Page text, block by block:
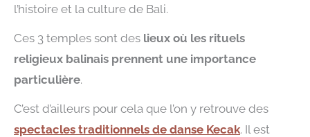
l’histoire et la culture de Bali.
Ces 3 temples sont des lieux où les rituels
religieux balinais prennent une importance
particulière.
C’est d’ailleurs pour cela que l’on y retrouve des
spectacles traditionnels de danse Kecak. Il est